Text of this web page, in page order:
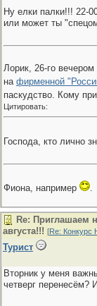
Ну елки палки!!! 22-
или может ты
Лорик, 26-го
на фирменной
паскудство. Кому
Цитировать:
Господа, кто лично
Фиона, например .
Re: Приглашаем
августа!!! [Re: Конкурс
Турист
Вторник у меня
четверг перенесём?